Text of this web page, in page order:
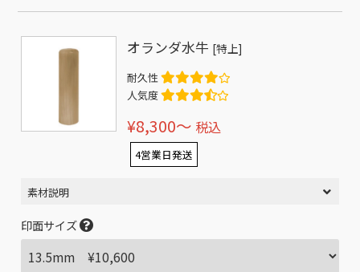
オランダ水牛 [特上]
耐久性
人気度
¥8,300〜 税込
4営業日発送
素材説明
印面サイズ